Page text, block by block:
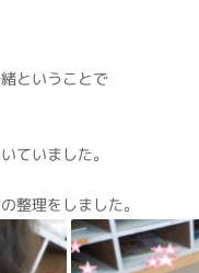
ということで
ていました。
整理をしました。